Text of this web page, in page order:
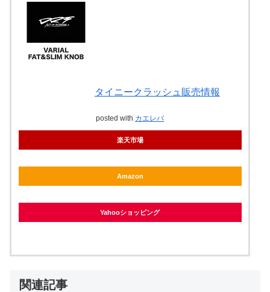
タイニークラッシュ販売情報
posted with カエレバ
楽天市場
Amazon
Yahooショッピング
関連記事